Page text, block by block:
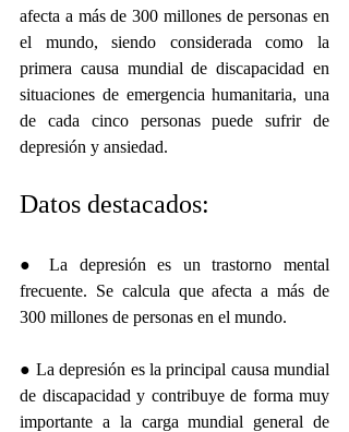
afecta a más de 300 millones de personas en
el mundo, siendo considerada como la
primera causa mundial de discapacidad en
situaciones de emergencia humanitaria, una
de cada cinco personas puede sufrir de
depresión y ansiedad.
Datos destacados:
● La depresión es un trastorno mental
frecuente. Se calcula que afecta a más de
300 millones de personas en el mundo.
● La depresión es la principal causa mundial
de discapacidad y contribuye de forma muy
importante a la carga mundial general de